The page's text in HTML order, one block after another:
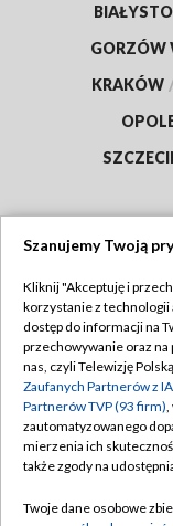
GORZÓW
KRAKÓW
Abonament TVP
Emisja w TVP
Centrum
Naziemna
Szanujemy Twoją
Kliknij "Akceptuję i
korzystanie z technologii
dostęp do informacji na
przechowywanie oraz
nas, czyli Telewizję
Zaufanych Partnerów z
Partnerów TVP (93 firm),
zautomatyzowanego
mierzenia ich
także zgody na
Twoje dane osobowe